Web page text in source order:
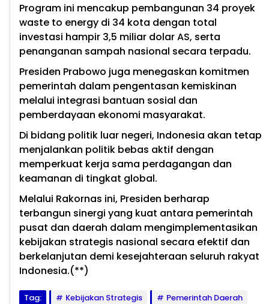
Program ini mencakup pembangunan 34 proyek
waste to energy di 34 kota dengan total
investasi hampir 3,5 miliar dolar AS, serta
penanganan sampah nasional secara terpadu.
Presiden Prabowo juga menegaskan komitmen
pemerintah dalam pengentasan kemiskinan
melalui integrasi bantuan sosial dan
pemberdayaan ekonomi masyarakat.
Di bidang politik luar negeri, Indonesia akan tetap
menjalankan politik bebas aktif dengan
memperkuat kerja sama perdagangan dan
keamanan di tingkat global.
Melalui Rakornas ini, Presiden berharap
terbangun sinergi yang kuat antara pemerintah
pusat dan daerah dalam mengimplementasikan
kebijakan strategis nasional secara efektif dan
berkelanjutan demi kesejahteraan seluruh rakyat
Indonesia.(**)
Tag: Kebijakan Strategis
Pemerintah Daerah